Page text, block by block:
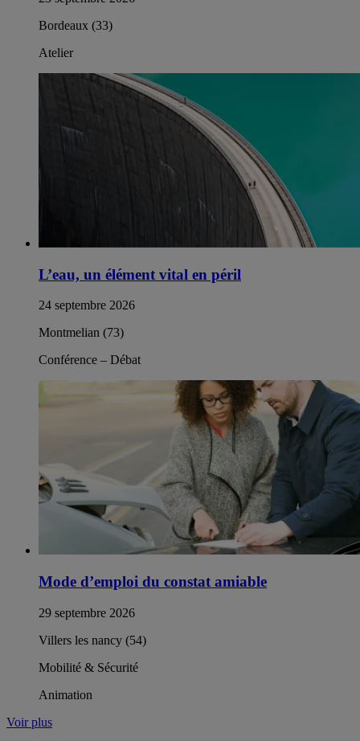
Bordeaux (33)
Atelier
L’eau, un élément vital en péril
24 septembre 2026
Montmelian (73)
Conférence – Débat
Mode d’emploi du constat amiable
29 septembre 2026
Villers les nancy (54)
Mobilité & Sécurité
Animation
Voir plus